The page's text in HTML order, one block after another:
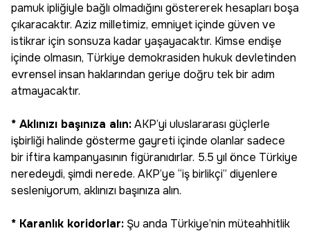
pamuk ipliğiyle bağlı olmadığını göstererek hesapları boşa
çıkaracaktır. Aziz milletimiz, emniyet içinde güven ve
istikrar için sonsuza kadar yaşayacaktır. Kimse endişe
içinde olmasın, Türkiye demokrasiden hukuk devletinden
evrensel insan haklarından geriye doğru tek bir adım
atmayacaktır.
* Aklınızı başınıza alın:AKP’yi uluslararası güçlerle
işbirliği halinde gösterme gayreti içinde olanlar sadece
bir iftira kampanyasının figüranıdırlar. 5.5 yıl önce Türkiye
neredeydi, şimdi nerede. AKP’ye “iş birlikçi” diyenlere
sesleniyorum, aklınızı başınıza alın.
* Karanlık koridorlar: Şu anda Türkiye’nin müteahhitlik